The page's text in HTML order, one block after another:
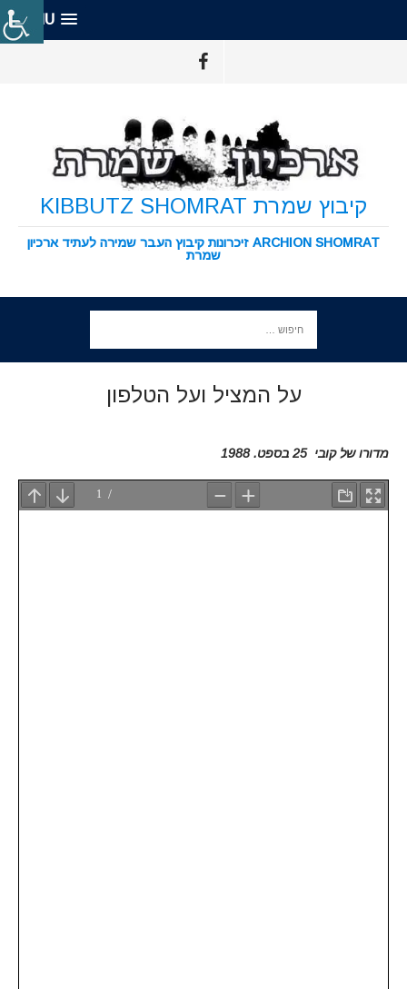
MENU
קיבוץ שמרת KIBBUTZ SHOMRAT
ARCHION SHOMRAT זיכרונות קיבוץ העבר שמירה לעתיד ארכיון
שמרת
על המציל ועל הטלפון
מדורו של קובי 25 בספט. 1988